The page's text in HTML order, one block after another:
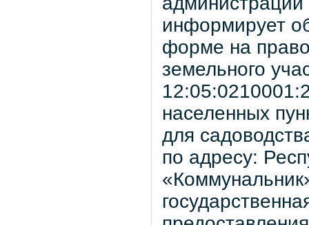
информирует
форме на
земельного
населенных
для
по адресу: